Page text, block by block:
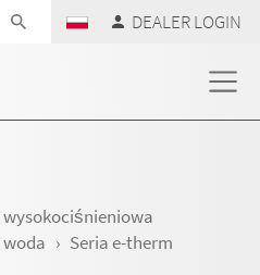
DEALER LOGIN
wysokociśnieniowa
woda
Seria e-therm